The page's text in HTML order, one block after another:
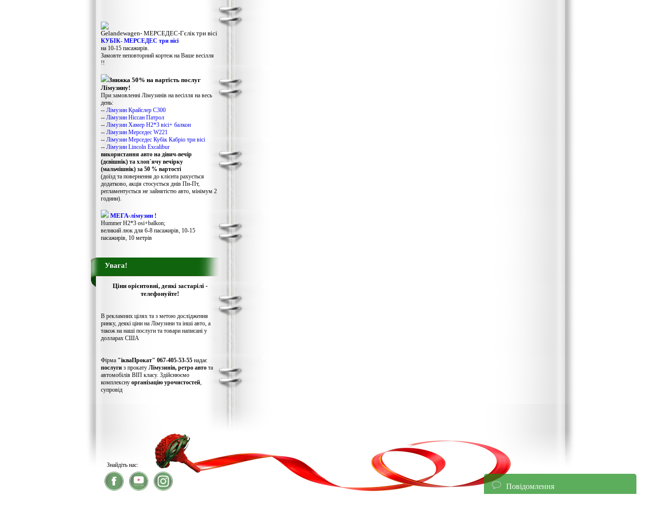
Gelandewagen​- МЕРСЕДЕС-Гєлік три вісі
КУБІК- МЕРСЕДЕС три вісі
на 10-15 пасажирів.
Замовте неповторний кортеж на Ваше весілля
!!
Знижка 50% на вартість послуг
Лімузину!
При замовленні Лімузинів на весілля на весь
день:
-- Лімузин Крайслер С300
-- Лімузин Ніссан Патрол
-- Лімузин Хамер Н2*3 вісі+ балкон
-- Лімузин Мерседес W221
-- Лімузин Мерседес Кубік Кабріо три вісі
-- Лімузин Lincoln Excalibur
використання авто на дівич-вечір
(дєвішнік) та хлоп`ячу вечірку
(мальчішнік) за 50 % вартості
(доїзд та повернення до клієнта рахується
додатково, акція стосується днів Пн-Пт,
регламентується не зайнятістю авто, мінімум 2
години).
МЕГА-лімузин !
Hummer H2*3 osi+balkon;
великий люк для 6-8 пасажирів, 10-15
пасажирів, 10 метрів
Увага!
Ціни орієнтовні, деякі застарілі -
телефонуйте!
В рекламних цілях та з метою дослідження
ринку, деякі ціни на Лімузини та інші авто, а
також на наші послуги та товари написані у
долларах США
Фірма "ікваПрокат" 067-405-53-55 надає
послуги з прокату Лімузинів, ретро авто та
автомобілів ВІП класу. Здійснюємо
комплексну організацію урочистостей,
супровід
Знайдіть нас:
Повідомлення